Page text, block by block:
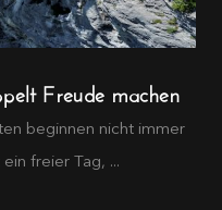
Freude machen
beginnen nicht immer
freier Tag, ...